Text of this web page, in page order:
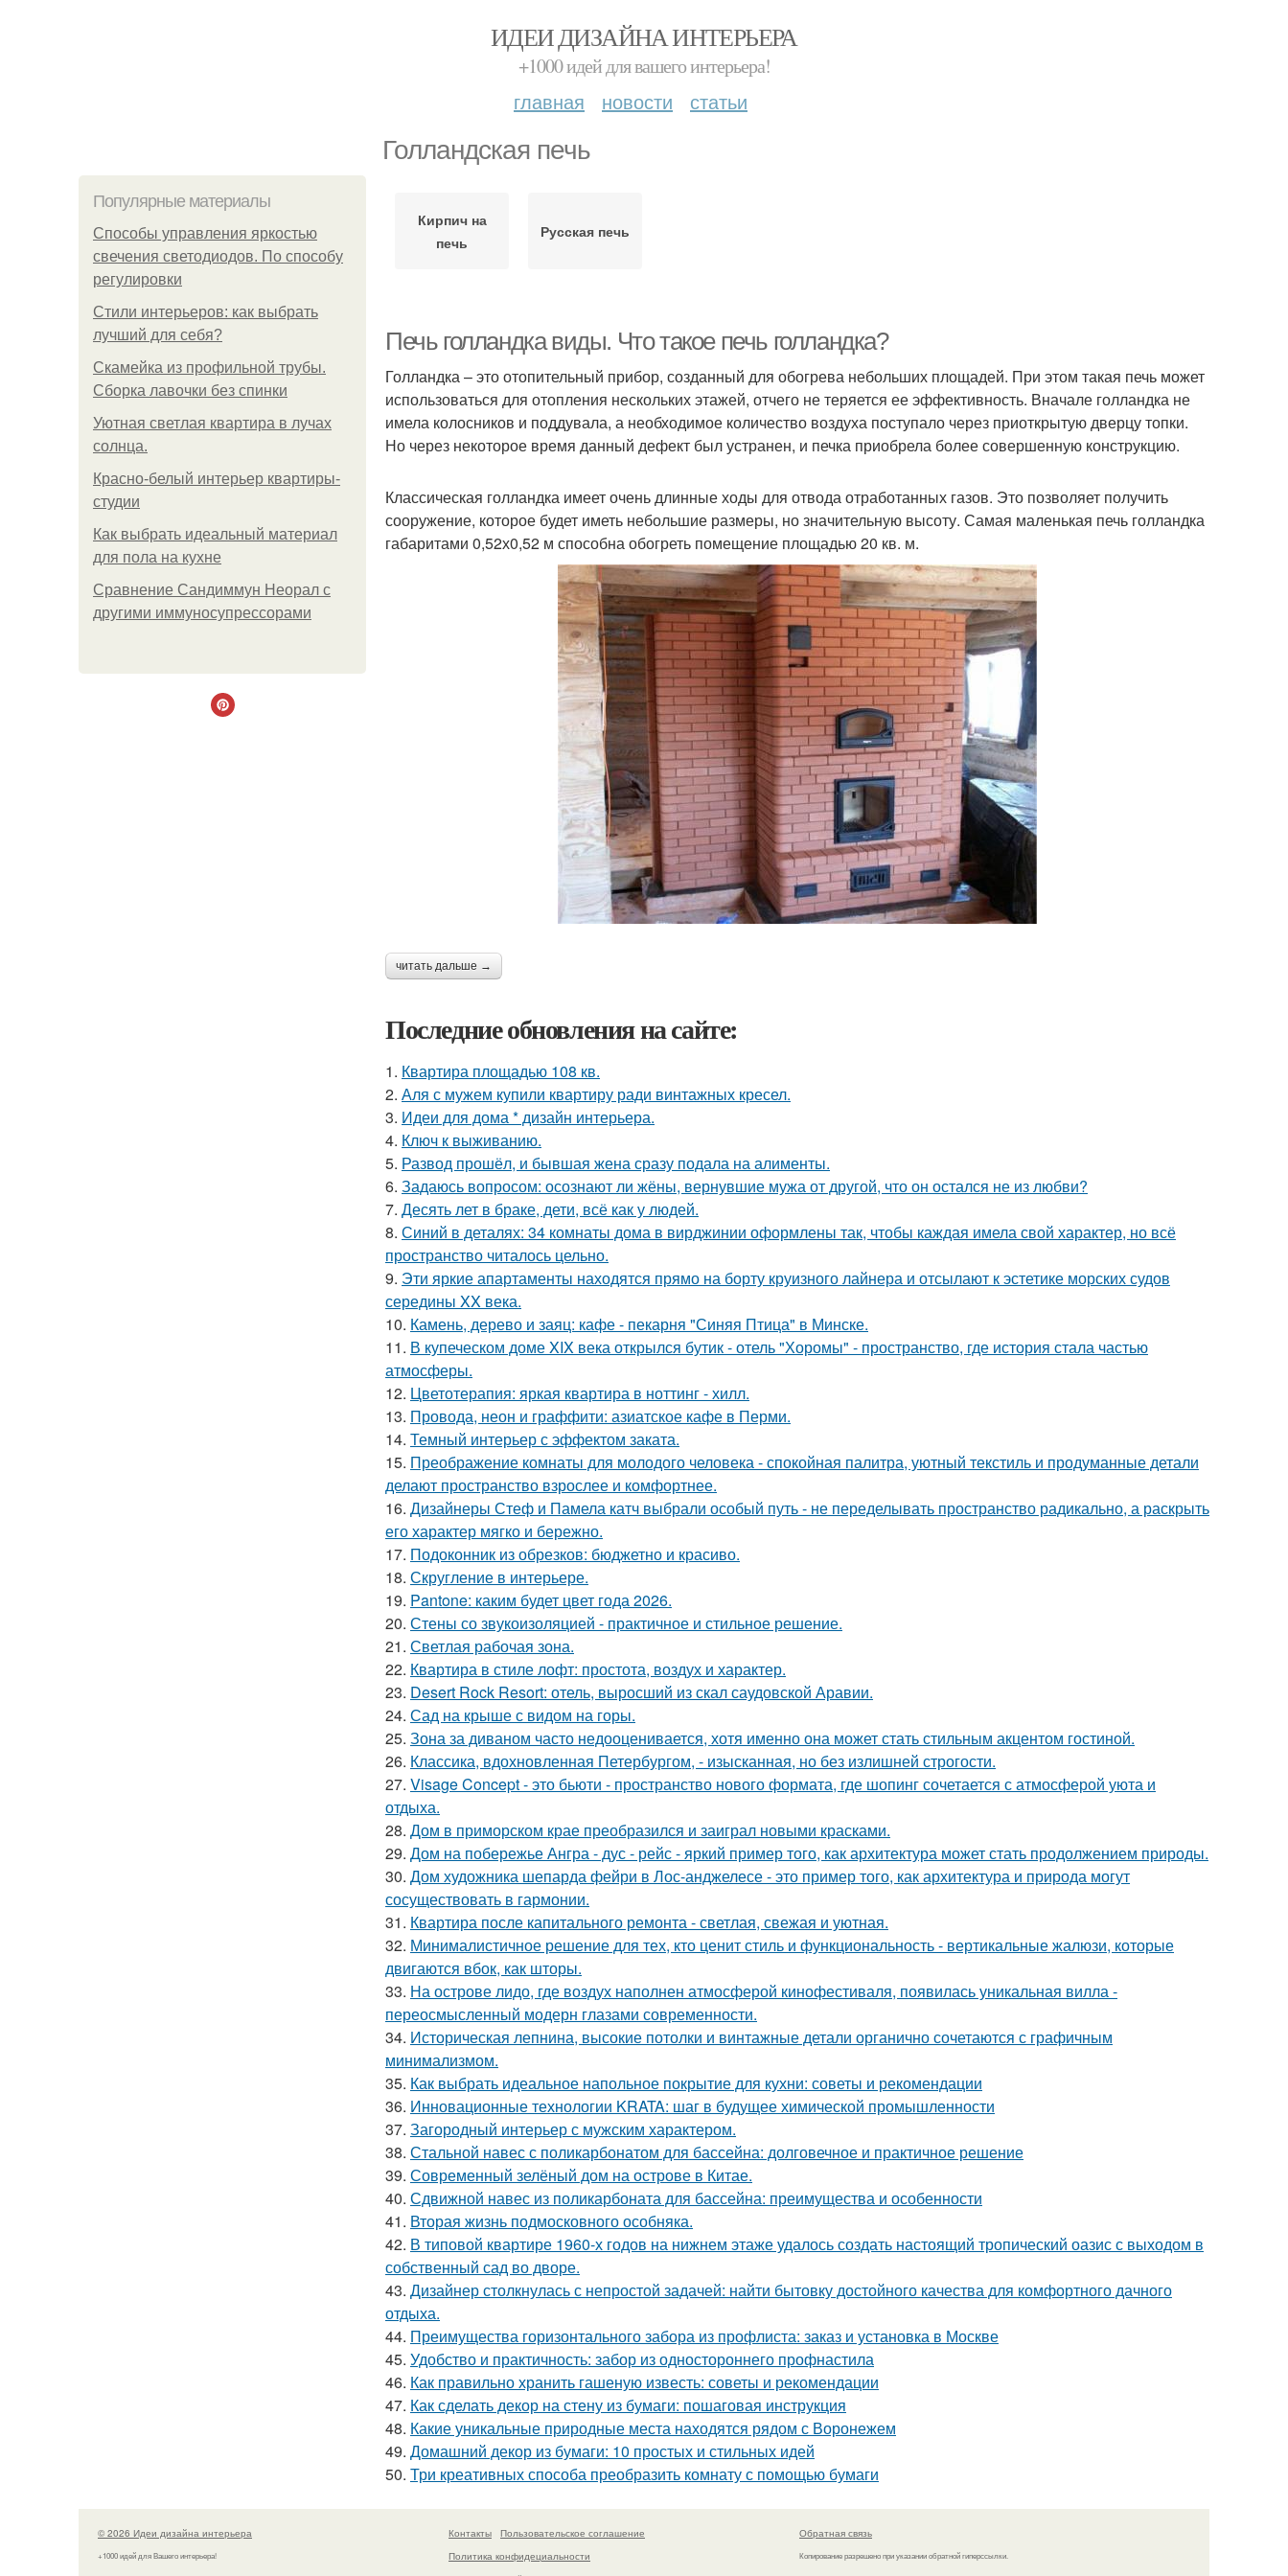
ИДЕИ ДИЗАЙНА ИНТЕРЬЕРА
+1000 идей для вашего интерьера!
главная новости статьи
Голландская печь
Популярные материалы
Способы управления яркостью
свечения светодиодов. По способу
регулировки
Стили интерьеров: как выбрать
лучший для себя?
Скамейка из профильной трубы.
Сборка лавочки без спинки
Уютная светлая квартира в лучах
солнца.
Красно-белый интерьер квартиры-
студии
Как выбрать идеальный материал
для пола на кухне
Сравнение Сандиммун Неорал с
другими иммуносупрессорами
Кирпич на
печь
Русская печь
Печь голландка виды. Что такое печь голландка?
Голландка – это отопительный прибор, созданный для обогрева небольших площадей. При этом такая печь может
использоваться для отопления нескольких этажей, отчего не теряется ее эффективность. Вначале голландка не
имела колосников и поддувала, а необходимое количество воздуха поступало через приоткрытую дверцу топки.
Но через некоторое время данный дефект был устранен, и печка приобрела более совершенную конструкцию.
Классическая голландка имеет очень длинные ходы для отвода отработанных газов. Это позволяет получить
сооружение, которое будет иметь небольшие размеры, но значительную высоту. Самая маленькая печь голландка
габаритами 0,52х0,52 м способна обогреть помещение площадью 20 кв. м.
читать дальше →
Последние обновления на сайте:
1. Квартира площадью 108 кв.
2. Аля с мужем купили квартиру ради винтажных кресел.
3. Идеи для дома * дизайн интерьера.
4. Ключ к выживанию.
5. Развод прошёл, и бывшая жена сразу подала на алименты.
6. Задаюсь вопросом: осознают ли жёны, вернувшие мужа от другой, что он остался не из любви?
7. Десять лет в браке, дети, всё как у людей.
8. Синий в деталях: 34 комнаты дома в вирджинии оформлены так, чтобы каждая имела свой характер, но всё
пространство читалось цельно.
9. Эти яркие апартаменты находятся прямо на борту круизного лайнера и отсылают к эстетике морских судов
середины XX века.
10. Камень, дерево и заяц: кафе - пекарня "Синяя Птица" в Минске.
11. В купеческом доме XIX века открылся бутик - отель "Хоромы" - пространство, где история стала частью
атмосферы.
12. Цветотерапия: яркая квартира в ноттинг - хилл.
13. Провода, неон и граффити: азиатское кафе в Перми.
14. Темный интерьер с эффектом заката.
15. Преображение комнаты для молодого человека - спокойная палитра, уютный текстиль и продуманные детали
делают пространство взрослее и комфортнее.
16. Дизайнеры Стеф и Памела катч выбрали особый путь - не переделывать пространство радикально, а раскрыть
его характер мягко и бережно.
17. Подоконник из обрезков: бюджетно и красиво.
18. Скругление в интерьере.
19. Pantone: каким будет цвет года 2026.
20. Стены со звукоизоляцией - практичное и стильное решение.
21. Светлая рабочая зона.
22. Квартира в стиле лофт: простота, воздух и характер.
23. Desert Rock Resort: отель, выросший из скал саудовской Аравии.
24. Сад на крыше с видом на горы.
25. Зона за диваном часто недооценивается, хотя именно она может стать стильным акцентом гостиной.
26. Классика, вдохновленная Петербургом, - изысканная, но без излишней строгости.
27. Visage Concept - это бьюти - пространство нового формата, где шопинг сочетается с атмосферой уюта и
отдыха.
28. Дом в приморском крае преобразился и заиграл новыми красками.
29. Дом на побережье Ангра - дус - рейс - яркий пример того, как архитектура может стать продолжением природы.
30. Дом художника шепарда фейри в Лос-анджелесе - это пример того, как архитектура и природа могут
сосуществовать в гармонии.
31. Квартира после капитального ремонта - светлая, свежая и уютная.
32. Минималистичное решение для тех, кто ценит стиль и функциональность - вертикальные жалюзи, которые
двигаются вбок, как шторы.
33. На острове лидо, где воздух наполнен атмосферой кинофестиваля, появилась уникальная вилла -
переосмысленный модерн глазами современности.
34. Историческая лепнина, высокие потолки и винтажные детали органично сочетаются с графичным
минимализмом.
35. Как выбрать идеальное напольное покрытие для кухни: советы и рекомендации
36. Инновационные технологии KRATA: шаг в будущее химической промышленности
37. Загородный интерьер с мужским характером.
38. Стальной навес с поликарбонатом для бассейна: долговечное и практичное решение
39. Современный зелёный дом на острове в Китае.
40. Сдвижной навес из поликарбоната для бассейна: преимущества и особенности
41. Вторая жизнь подмосковного особняка.
42. В типовой квартире 1960-х годов на нижнем этаже удалось создать настоящий тропический оазис с выходом в
собственный сад во дворе.
43. Дизайнер столкнулась с непростой задачей: найти бытовку достойного качества для комфортного дачного
отдыха.
44. Преимущества горизонтального забора из профлиста: заказ и установка в Москве
45. Удобство и практичность: забор из одностороннего профнастила
46. Как правильно хранить гашеную известь: советы и рекомендации
47. Как сделать декор на стену из бумаги: пошаговая инструкция
48. Какие уникальные природные места находятся рядом с Воронежем
49. Домашний декор из бумаги: 10 простых и стильных идей
50. Три креативных способа преобразить комнату с помощью бумаги
© 2026 Идеи дизайна интерьера
+1000 идей для Вашего интерьера!
Контакты
Пользовательское соглашение
Политика конфидециальности
Обратная связь
Копирование разрешено при указании обратной гиперссылки.